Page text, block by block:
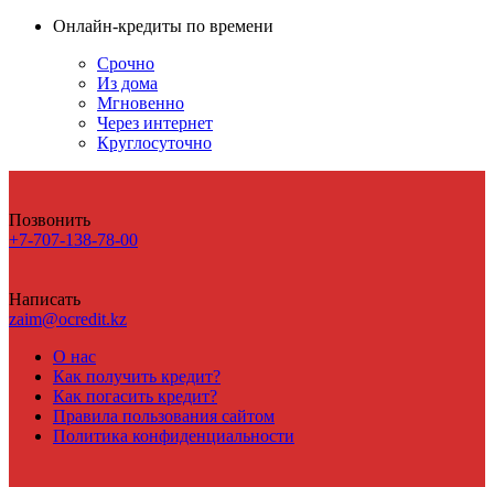
Онлайн-кредиты по времени
Срочно
Из дома
Мгновенно
Через интернет
Круглосуточно
Позвонить
+7-707-138-78-00
Написать
zaim@ocredit.kz
О нас
Как получить кредит?
Как погасить кредит?
Правила пользования сайтом
Политика конфиденциальности